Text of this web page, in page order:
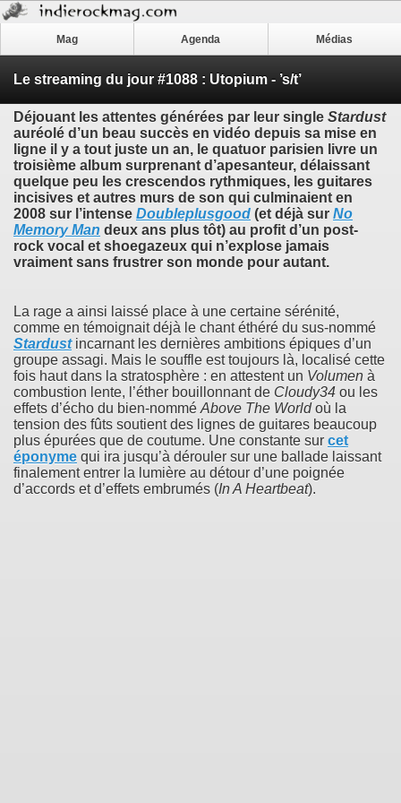
Mag Agenda Médias
Le streaming du jour #1088 : Utopium - ’s/t’
Déjouant les attentes générées par leur single Stardust
auréolé d’un beau succès en vidéo depuis sa mise en
ligne il y a tout juste un an, le quatuor parisien livre un
troisième album surprenant d’apesanteur, délaissant
quelque peu les crescendos rythmiques, les guitares
incisives et autres murs de son qui culminaient en
2008 sur l’intense Doubleplusgood (et déjà sur No
Memory Man deux ans plus tôt) au profit d’un post-
rock vocal et shoegazeux qui n’explose jamais
vraiment sans frustrer son monde pour autant.
La rage a ainsi laissé place à une certaine sérénité,
comme en témoignait déjà le chant éthéré du sus-nommé
Stardustincarnant les dernières ambitions épiques d’un
groupe assagi. Mais le souffle est toujours là, localisé cette
fois haut dans la stratosphère : en attestent un Volumen à
combustion lente, l’éther bouillonnant de Cloudy34 ou les
effets d’écho du bien-nommé Above The Worldoù la
tension des fûts soutient des lignes de guitares beaucoup
plus épurées que de coutume. Une constante sur cet
éponyme qui ira jusqu’à dérouler sur une ballade laissant
finalement entrer la lumière au détour d’une poignée
d’accords et d’effets embrumés (In A Heartbeat).